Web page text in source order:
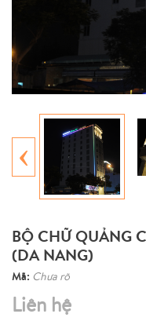
‹
BỘ CHỮ QUẢNG
(DA NANG)
Mã: Chưa rõ
Liên hệ